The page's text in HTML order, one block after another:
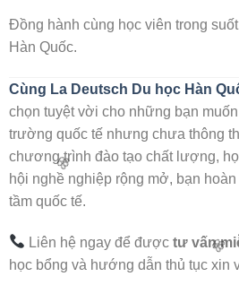
Đồng hành cùng học viên trong
Hàn Quốc.
Cùng La Deutsch Du học Hàn
chọn tuyệt vời cho những bạn
trường quốc tế nhưng chưa thông
chương trình đào tạo chất lượng,
hội nghề nghiệp rộng mở, bạn
tầm quốc tế.
Liên hệ ngay để đượctư vấn
học bổng và hướng dẫn thủ tục xin